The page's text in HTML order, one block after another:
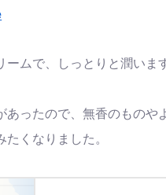
ームで、しっとりと潤いま
あったので、無香のものや
くなりました。